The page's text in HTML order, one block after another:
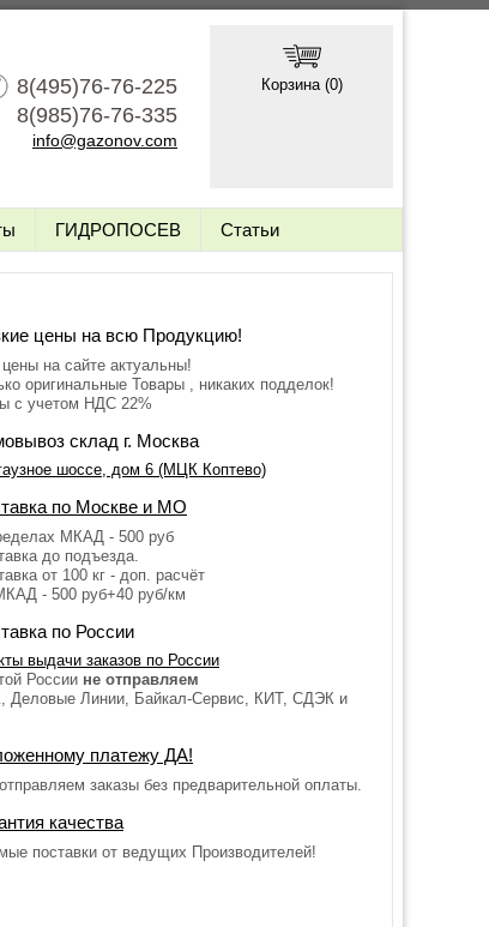
8(495)76-76-225
8(985)76-76-335
info@gazonov.com
Корзина (0)
ГИДРОПОСЕВ Статьи
цены на всю Продукцию!
на сайте актуальны!
оригинальные Товары , никаких подделок!
с учетом НДС 22%
склад г. Москва
шоссе, дом 6 (МЦК Коптево)
по Москве и МО
МКАД - 500 руб
до подъезда.
от 100 кг - доп. расчёт
- 500 руб+40 руб/км
по России
выдачи заказов по России
России не отправляем
Деловые Линии, Байкал-Сервис, КИТ, СДЭК и
платежу ДА!
заказы без предварительной оплаты.
качества
поставки от ведущих Производителей!